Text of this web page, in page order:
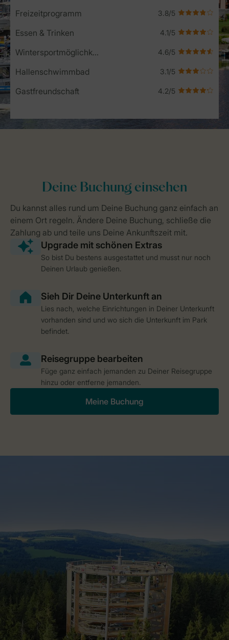
Freizeitprogramm
Essen & Trinken
Wintersportmöglichkeiten
Hallenschwimmbad
Gastfreundschaft
So bist Du bestens ausgestattet und musst nur noch
Deinen Urlaub genießen.
Lies nach, welche Einrichtungen in Deiner Unterkunft
vorhanden sind und wo sich die Unterkunft im Park
befindet.
Füge ganz einfach jemanden zu Deiner Reisegruppe
hinzu oder entferne jemanden.
Meine Buchung